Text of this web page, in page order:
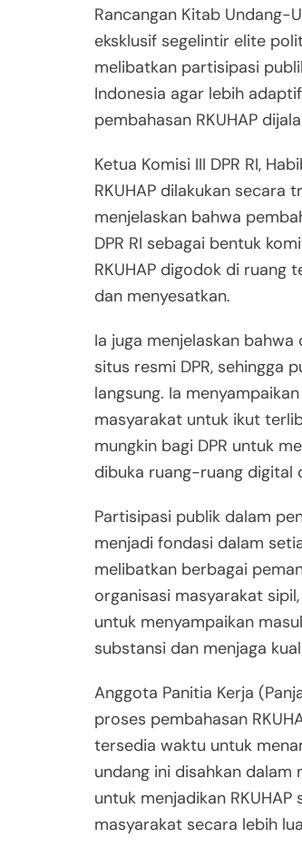
Rancangan Kitab Undang-
eksklusif segelintir elite
melibatkan partisipasi
Indonesia agar lebih
pembahasan RKUHAP
Ketua Komisi III DPR RI,
RKUHAP dilakukan secara
menjelaskan bahwa
DPR RI sebagai bentuk
RKUHAP digodok di ruang
dan menyesatkan.
Ia juga menjelaskan
situs resmi DPR, sehingga
langsung. Ia
masyarakat untuk ikut
mungkin bagi DPR untuk
dibuka ruang-ruang digital
Partisipasi publik dalam
menjadi fondasi dalam
melibatkan berbagai
organisasi masyarakat
untuk menyampaikan
substansi dan menjaga
Anggota Panitia Kerja
proses pembahasan
tersedia waktu untuk
undang ini disahkan dalam
untuk menjadikan
masyarakat secara lebih